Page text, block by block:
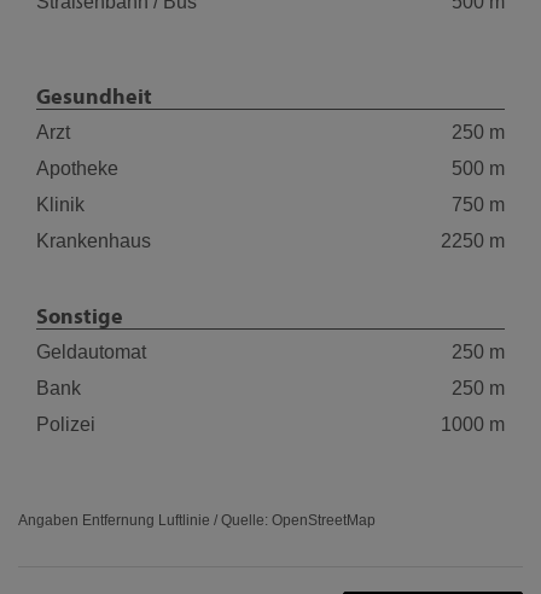
Gesundheit
Arzt
250 m
Apotheke
500 m
Klinik
750 m
Krankenhaus
2250 m
Sonstige
Geldautomat
250 m
Bank
250 m
Polizei
1000 m
Angaben Entfernung Luftlinie / Quelle: OpenStreetMap